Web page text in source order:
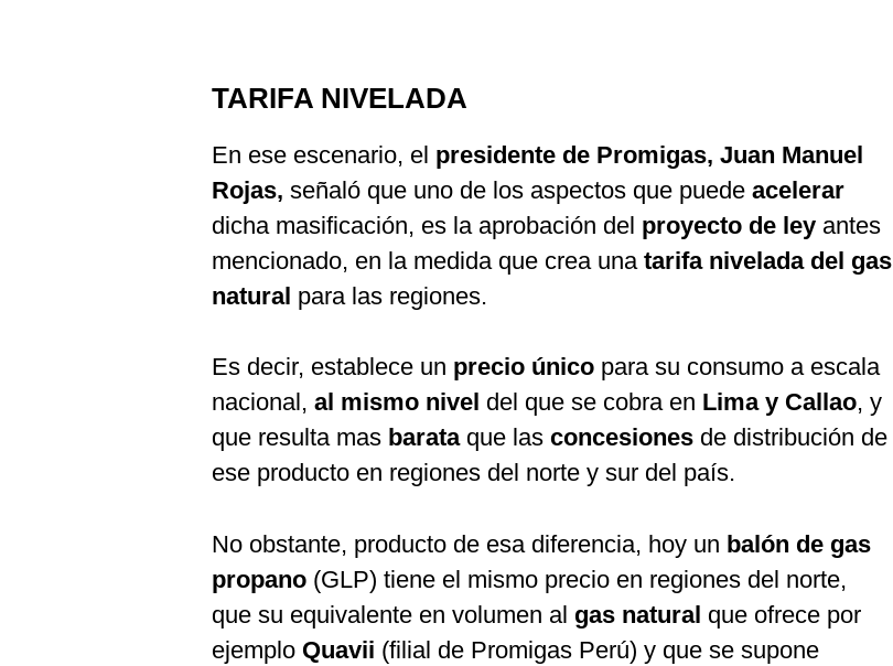
TARIFA NIVELADA
En ese escenario, el presidente de Promigas, Juan Manuel
Rojas, señaló que uno de los aspectos que puede acelerar
dicha masificación, es la aprobación del proyecto de ley antes
mencionado, en la medida que crea una tarifa nivelada del gas
natural para las regiones.
Es decir, establece un precio único para su consumo a escala
nacional, al mismo nivel del que se cobra en Lima y Callao, y
que resulta mas barata que las concesiones de distribución de
ese producto en regiones del norte y sur del país.
No obstante, producto de esa diferencia, hoy un balón de gas
propano (GLP) tiene el mismo precio en regiones del norte,
que su equivalente en volumen al gas natural que ofrece por
ejemplo Quavii (filial de Promigas Perú) y que se supone